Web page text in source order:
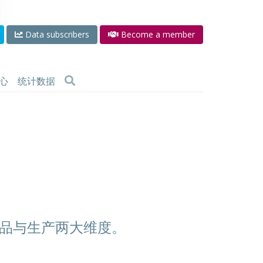
Data subscribers Become a member
统计数据
生产两大维度。